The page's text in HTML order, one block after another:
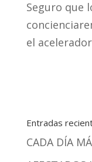
Seguro que
el
Entradas
CADA DÍA